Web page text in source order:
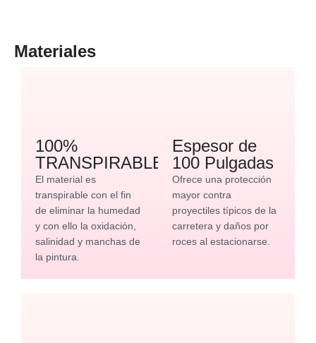
Materiales
100%
TRANSPIRABLE
El material es
transpirable con el fin
de eliminar la humedad
y con ello la oxidación,
salinidad y manchas de
la pintura.
Espesor de
100 Pulgadas
Ofrece una protección
mayor contra
proyectiles típicos de la
carretera y daños por
roces al estacionarse.